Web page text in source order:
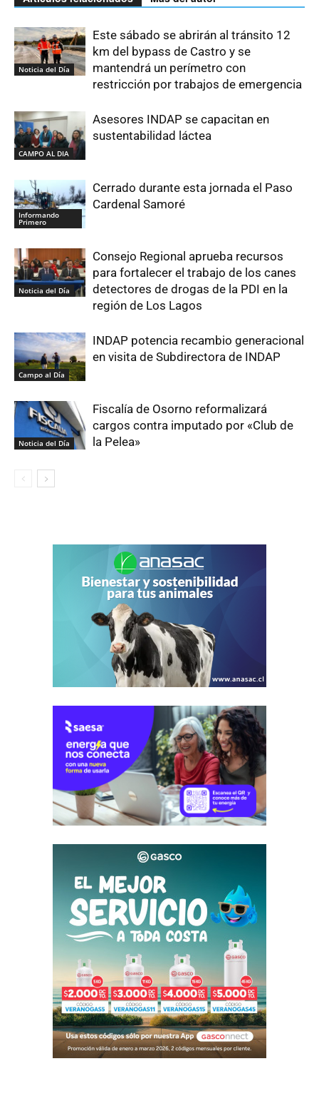
Noticia del Día
Este sábado se abrirán al tránsito 12
km del bypass de Castro y se
mantendrá un perímetro con
restricción por trabajos de emergencia
CAMPO AL DIA
Asesores INDAP se capacitan en
sustentabilidad láctea
Informando
Primero
Cerrado durante esta jornada el Paso
Cardenal Samoré
Noticia del Día
Consejo Regional aprueba recursos
para fortalecer el trabajo de los canes
detectores de drogas de la PDI en la
región de Los Lagos
Campo al Día
INDAP potencia recambio generacional
en visita de Subdirectora de INDAP
Noticia del Día
Fiscalía de Osorno reformalizará
cargos contra imputado por «Club de
la Pelea»